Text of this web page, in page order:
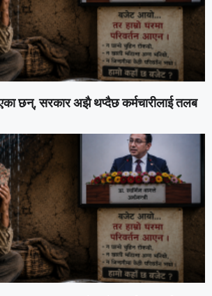
छन्, सरकार अझै थप्दैछ कर्मचारीलाई तलब